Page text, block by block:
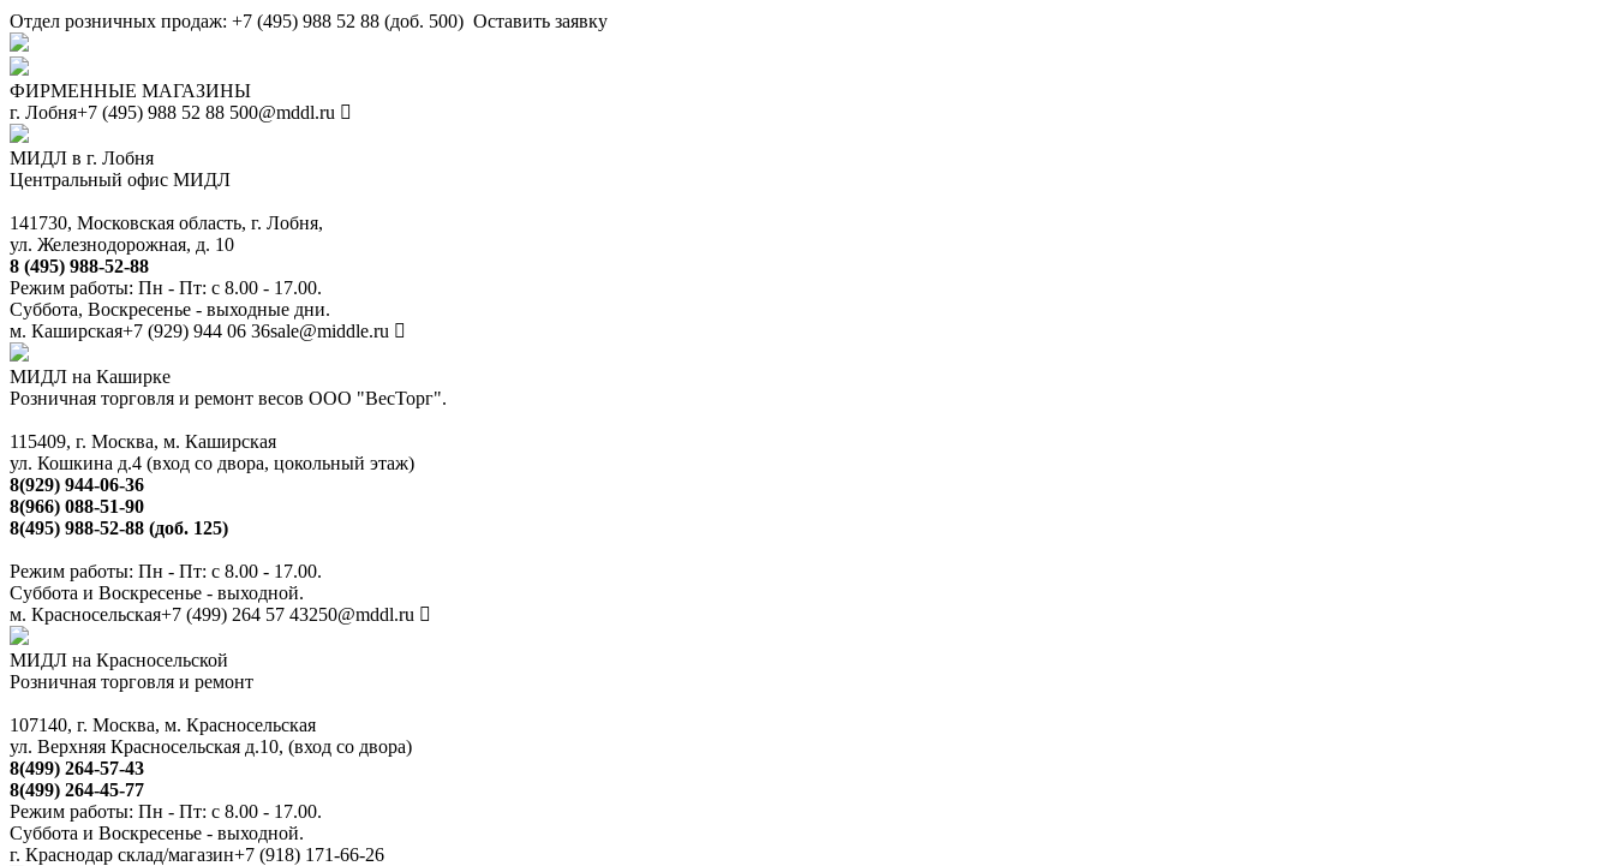
Отдел розничных продаж: +7 (495) 988 52 88 (доб. 500) Оставить заявку
ФИРМЕННЫЕ МАГАЗИНЫ
г. Лобня+7 (495) 988 52 88 500@mddl.ru
МИДЛ в г. Лобня
Центральный офис МИДЛ
141730, Московская область, г. Лобня,
ул. Железнодорожная, д. 10
8 (495) 988-52-88
Режим работы: Пн - Пт: с 8.00 - 17.00.
Суббота, Воскресенье - выходные дни.
м. Каширская+7 (929) 944 06 36sale@middle.ru
МИДЛ на Каширке
Розничная торговля и ремонт весов ООО "ВесТорг".
115409, г. Москва, м. Каширская
ул. Кошкина д.4 (вход со двора, цокольный этаж)
8(929) 944-06-36
8(966) 088-51-90
8(495) 988-52-88 (доб. 125)
Режим работы: Пн - Пт: с 8.00 - 17.00.
Суббота и Воскресенье - выходной.
м. Красносельская+7 (499) 264 57 43250@mddl.ru
МИДЛ на Красносельской
Розничная торговля и ремонт
107140, г. Москва, м. Красносельская
ул. Верхняя Красносельская д.10, (вход со двора)
8(499) 264-57-43
8(499) 264-45-77
Режим работы: Пн - Пт: с 8.00 - 17.00.
Суббота и Воскресенье - выходной.
г. Краснодар склад/магазин+7 (918) 171-66-26